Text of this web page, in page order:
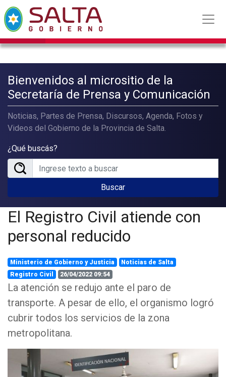
Bienvenidos al micrositio de la
Secretaría de Prensa y Comunicación
Noticias, Partes de Prensa, Discursos, Agenda, Fotos y
Videos del Gobierno de la Provincia de Salta.
¿Qué buscás?
Buscar
El Registro Civil atiende con
personal reducido
Ministerio de Gobierno y Justicia
Noticias de Salta
Registro Civil
26/04/2022 09:54
La atención se redujo ante el paro de
transporte. A pesar de ello, el organismo logró
cubrir todos los servicios de la zona
metropolitana.